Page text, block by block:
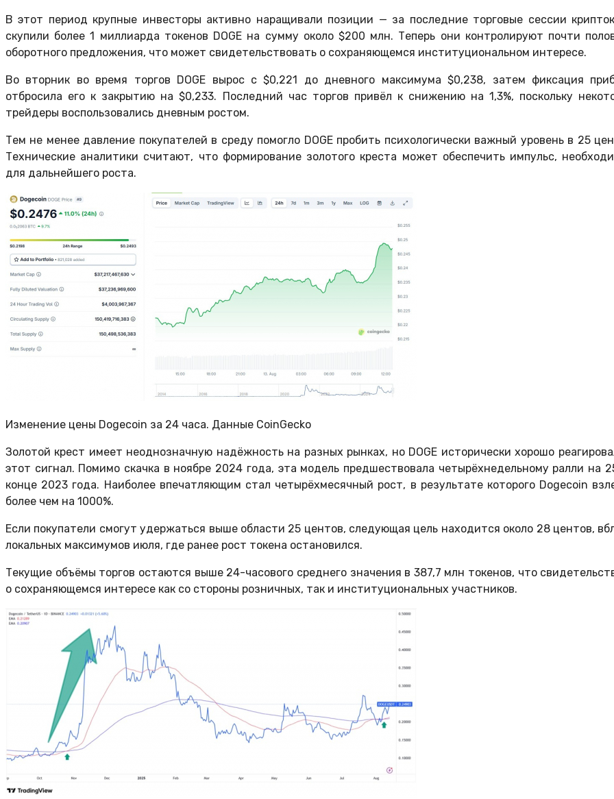
В этот период крупные инвесторы активно наращивали позиции — за последние торговые сессии
скупили более 1 миллиарда токенов DOGE на сумму около $200 млн. Теперь они контролируют почти
оборотного предложения, что может свидетельствовать о сохраняющемся институциональном интересе.
Во вторник во время торгов DOGE вырос с $0,221 до дневного максимума $0,238, затем фиксация
отбросила его к закрытию на $0,233. Последний час торгов привёл к снижению на 1,3%, поскольку
трейдеры воспользовались дневным ростом.
Тем не менее давление покупателей в среду помогло DOGE пробить психологически важный уровень в 25
Технические аналитики считают, что формирование золотого креста может обеспечить импульс,
для дальнейшего роста.
Изменение цены Dogecoin за 24 часа. Данные CoinGecko
Золотой крест имеет неоднозначную надёжность на разных рынках, но DOGE исторически хорошо
этот сигнал. Помимо скачка в ноябре 2024 года, эта модель предшествовала четырёхнедельному ралли на
конце 2023 года. Наиболее впечатляющим стал четырёхмесячный рост, в результате которого Dogecoin
более чем на 1000%.
Если покупатели смогут удержаться выше области 25 центов, следующая цель находится около 28 центов,
локальных максимумов июля, где ранее рост токена остановился.
Текущие объёмы торгов остаются выше 24-часового среднего значения в 387,7 млн токенов, что
о сохраняющемся интересе как со стороны розничных, так и институциональных участников.